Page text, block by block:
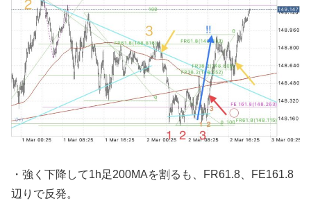
・強く下降して1h足200MAを割るも、FR61.8、FE161.8
辺りで反発。